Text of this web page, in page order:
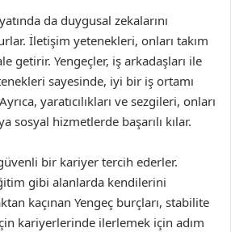
da duygusal zekalarını
İletişim yetenekleri, onları takım
getirir. Yengeçler, iş arkadaşları ile
sayesinde, iyi bir iş ortamı
yaratıcılıkları ve sezgileri, onları
sosyal hizmetlerde başarılı kılar.
bir kariyer tercih ederler.
gibi alanlarda kendilerini
kaçınan Yengeç burçları, stabilite
kariyerlerinde ilerlemek için adım